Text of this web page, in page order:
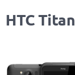
HTC Titan